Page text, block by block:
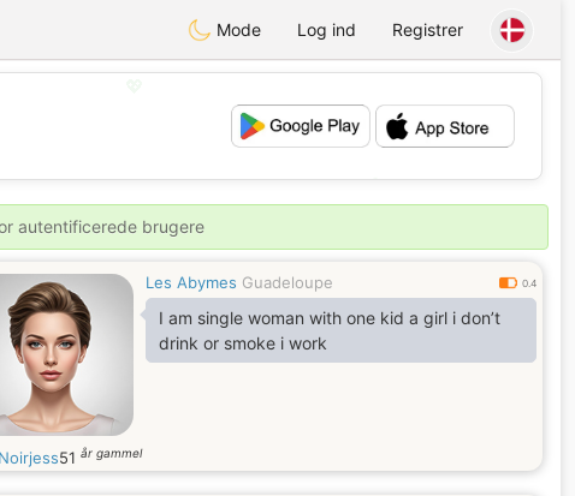
Mode Log ind Registrer
💕
autentificerede brugere
Les Abymes Guadeloupe 0.4
I am single woman with one kid a girl i don’t
drink or smoke i work
Noirjess51 år gammel